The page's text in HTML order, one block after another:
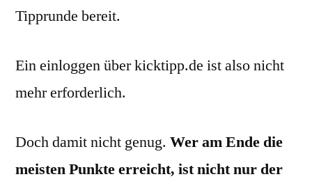
Tipprunde bereit.
Ein einloggen über kicktipp.de ist also nicht
mehr erforderlich.
Doch damit nicht genug. Wer am Ende die
meisten Punkte erreicht, ist nicht nur der